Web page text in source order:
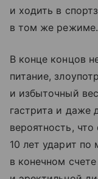
и ходить в
в том же режиме.
В конце концов
питание,
и избыточный
гастрита и даже
вероятность,
10 лет ударит
в конечном